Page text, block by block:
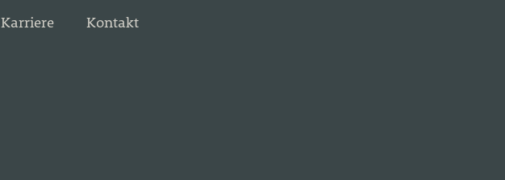
Karriere Kontakt